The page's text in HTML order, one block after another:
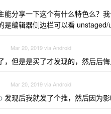
能分享一下这个有什么特色么？
是编辑器侧边栏可以看
Mar 20, 2019 via Android
，但是是买了才发现的，然后后
Mar 20, 2019 via Android
发现后我就发了个推，然后因为